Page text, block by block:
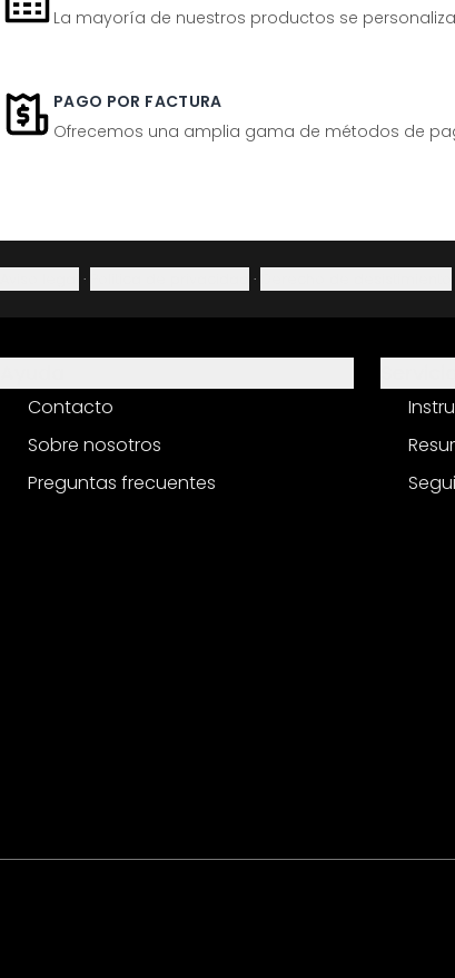
La mayoría de nuestros productos se
PAGO POR FACTURA
Ofrecemos una amplia gama de métodos de
· ·
Contacto
Sobre nosotros
Preguntas frecuentes